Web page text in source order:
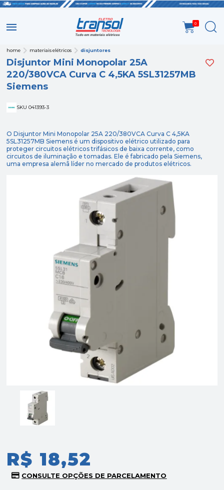
0
home materiais elétricos disjuntores
Disjuntor Mini Monopolar 25A
220/380VCA Curva C 4,5KA 5SL31257MB
Siemens
SKU 041393-3
O Disjuntor Mini Monopolar 25A 220/380VCA Curva C 4,5KA
5SL31257MB Siemens é um dispositivo elétrico utilizado para
proteger circuitos elétricos trifásicos de baixa corrente, como
circuitos de iluminação e tomadas. Ele é fabricado pela Siemens,
uma empresa alemã líder no mercado de produtos elétricos.
R$ 18,52